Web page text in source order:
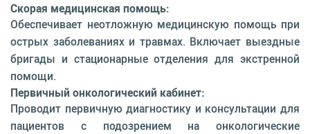
Скорая медицинская помощь:
Обеспечивает неотложную медицинскую помощь при
острых заболеваниях и травмах. Включает выездные
бригады и стационарные отделения для экстренной
помощи.
Первичный онкологический кабинет:
Проводит первичную диагностику и консультации для
пациентов с подозрением на онкологические